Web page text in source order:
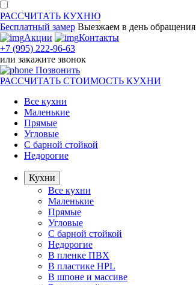
РАССЧИТАТЬ КУХНЮ
Бесплатный замер Выезжаем в день обращения
Акции
Контакты
+7 (995) 222-96-63
или закажите звонок
Позвонить
РАССЧИТАТЬ СТОИМОСТЬ КУХНИ
Все кухни
Маленькие
Прямые
Угловые
С барной стойкой
Недорогие
Кухни
Все кухни
Маленькие
Прямые
Угловые
С барной стойкой
Недорогие
В пленке ПВХ
В пластике HPL
В шпоне и массиве